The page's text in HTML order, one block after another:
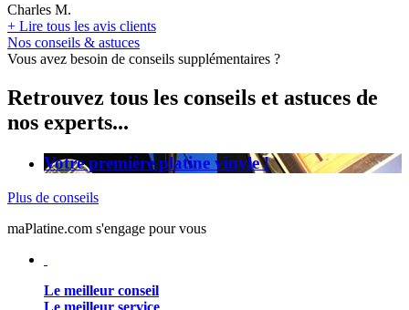
Charles M.
+ Lire tous les avis clients
Nos conseils & astuces
Vous avez besoin de conseils supplémentaires ?
Retrouvez tous les conseils et astuces de
nos experts...
Votre première platine vinyle !
Plus de conseils
maPlatine.com s'engage pour vous
Le meilleur conseil